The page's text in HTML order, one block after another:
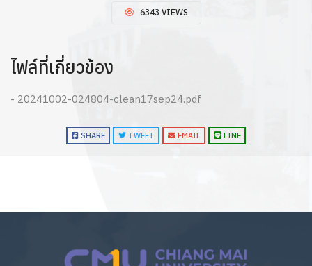
6343 VIEWS
ไฟล์ที่เกี่ยวข้อง
- 20241002-024804-clean17sep24.pdf
SHARE TWEET EMAIL LINE